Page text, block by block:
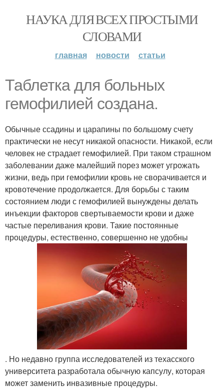
НАУКА ДЛЯ ВСЕХ ПРОСТЫМИ
СЛОВАМИ
главная новости статьи
Таблетка для больных
гемофилией создана.
Обычные ссадины и царапины по большому счету
практически не несут никакой опасности. Никакой, если
человек не страдает гемофилией. При таком страшном
заболевании даже малейший порез может угрожать
жизни, ведь при гемофилии кровь не сворачивается и
кровотечение продолжается. Для борьбы с таким
состоянием люди с гемофилией вынуждены делать
инъекции факторов свертываемости крови и даже
частые переливания крови. Такие постоянные
процедуры, естественно, совершенно не удобны
. Но недавно группа исследователей из техасского
университета разработала обычную капсулу, которая
может заменить инвазивные процедуры.